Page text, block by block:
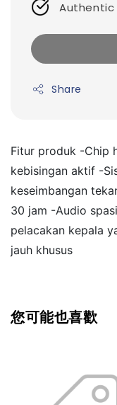
Share
Fitur produk -Chip
kebisingan aktif -
keseimbangan
30 jam -Audio
pelacakan kepala
jauh khusus
您可能也喜歡